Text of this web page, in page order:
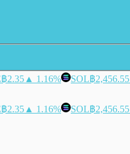
฿2.35 ▲ 1.16% SOL฿2,456.55
฿2.35 ▲ 1.16% SOL฿2,456.55